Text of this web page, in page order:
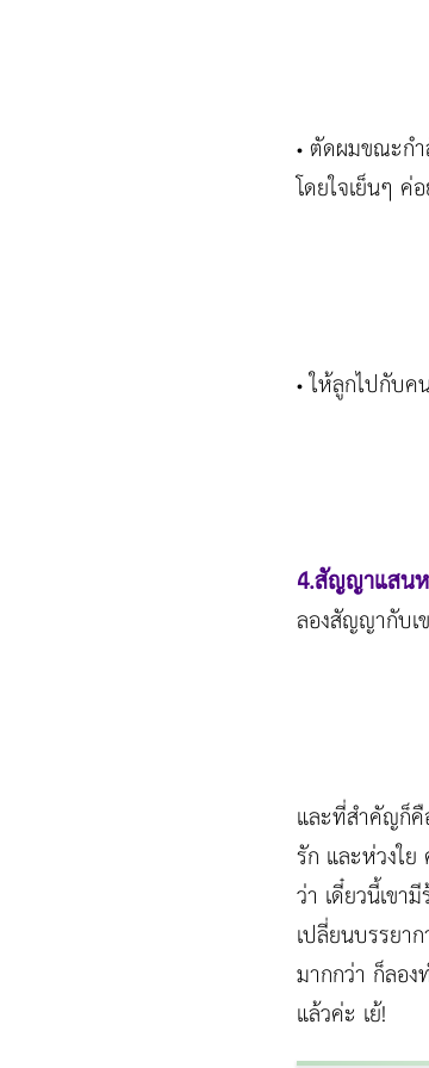
• ตัดผมขณะกำ
โดยใจเย็นๆ
•ให้ลูกไปกับค
4.สัญญาแสน
ลองสัญญากับเ
และที่สำคัญก็
รัก และห่วงใ
ว่า เดี๋ยวนี้เขา
เปลี่ยนบรรยา
มากกว่า ก็ลอ
แล้วค่ะ เย้!